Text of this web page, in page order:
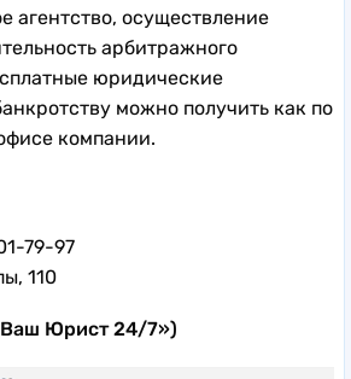
агентство, осуществление
арбитражного
юридические
можно получить как по
компании.
79-97
110
Юрист 24/7»)